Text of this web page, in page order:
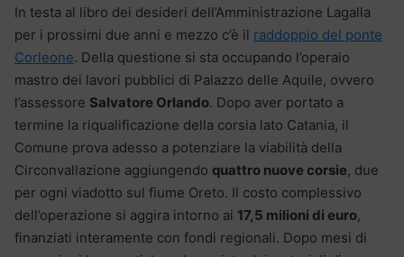
In testa al libro dei desideri dell’Amministrazione Lagalla
per i prossimi due anni e mezzo c’è il raddoppio del ponte
Corleone. Della questione si sta occupando l’operaio
mastro dei lavori pubblici di Palazzo delle Aquile, ovvero
l’assessore Salvatore Orlando. Dopo aver portato a
termine la riqualificazione della corsia lato Catania, il
Comune prova adesso a potenziare la viabilità della
Circonvallazione aggiungendo quattro nuove corsie, due
per ogni viadotto sul fiume Oreto. Il costo complessivo
dell’operazione si aggira intorno ai 17,5 milioni di euro,
finanziati interamente con fondi regionali. Dopo mesi di